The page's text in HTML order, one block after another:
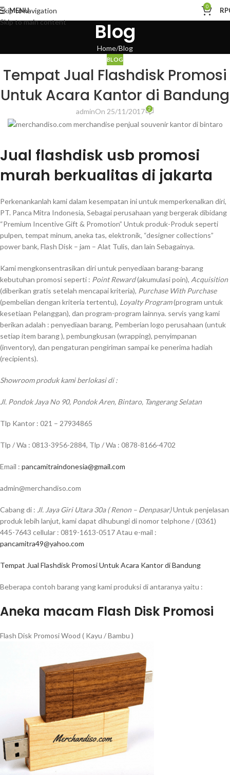
Skip to navigation
Skip to main content
MENU 0 RP
Blog
Home Blog
BLOG
Tempat Jual Flashdisk Promosi
Untuk Acara Kantor di Bandung
adminOn 25/11/2017 2
Jual flashdisk usb promosi
murah berkualitas di jakarta
Perkenankanlah kami dalam kesempatan ini untuk memperkenalkan diri,
PT. Panca Mitra Indonesia, Sebagai perusahaan yang bergerak dibidang
“Premium Incentive Gift & Promotion” Untuk produk-Produk seperti
pulpen, tempat minum, aneka tas, elektronik, “designer collections”
power bank, Flash Disk – jam – Alat Tulis, dan lain Sebagainya.
Kami mengkonsentrasikan diri untuk penyediaan barang-barang
kebutuhan promosi seperti : Point Reward(akumulasi poin), Acquisition
(diberikan gratis setelah mencapai kriteria), Purchase With Purchase
(pembelian dengan kriteria tertentu), Loyalty Program(program untuk
kesetiaan Pelanggan), dan program-program lainnya. servis yang kami
berikan adalah : penyediaan barang, Pemberian logo perusahaan (untuk
setiap item barang ), pembungkusan (wrapping), penyimpanan
(inventory), dan pengaturan pengiriman sampai ke penerima hadiah
(recipients).
Showroom produk kami berlokasi di :
Jl. Pondok Jaya No 90, Pondok Aren, Bintaro, Tangerang Selatan
Tlp Kantor : 021 – 27934865
Tlp / Wa : 0813-3956-2884, Tlp / Wa : 0878-8166-4702
Email : pancamitraindonesia@gmail.com
admin@merchandiso.com
Cabang di : Jl. Jaya Giri Utara 30a ( Renon – Denpasar)Untuk penjelasan
produk lebih lanjut, kami dapat dihubungi di nomor telphone / (0361)
445-7643 cellular : 0819-1613-0517 Atau e-mail :
pancamitra49@yahoo.com
Tempat Jual Flashdisk Promosi Untuk Acara Kantor di Bandung
Beberapa contoh barang yang kami produksi di antaranya yaitu :
Aneka macam Flash Disk Promosi
Flash Disk Promosi Wood ( Kayu / Bambu )